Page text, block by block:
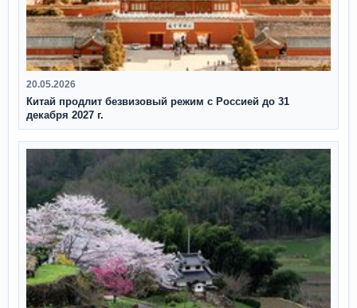
20.05.2026
Китай продлит безвизовый режим с Россией до 31
декабря 2027 г.